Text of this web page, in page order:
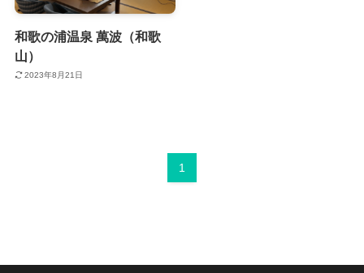
和歌の浦温泉 萬波（和歌
山）
2023年8月21日
1